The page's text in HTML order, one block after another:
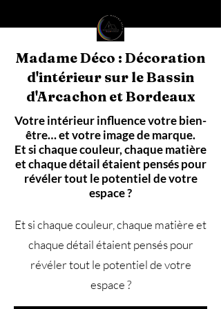
Madame Déco : Décoration
d'intérieur sur le Bassin
d'Arcachon et Bordeaux
Votre intérieur influence votre bien-
être… et votre image de marque.
Et si chaque couleur, chaque matière
et chaque détail étaient pensés pour
révéler tout le potentiel de votre
espace ?
Et si chaque couleur, chaque matière et
chaque détail étaient pensés pour
révéler tout le potentiel de votre
espace ?